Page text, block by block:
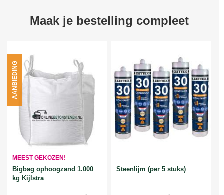
Maak je bestelling compleet
MEEST GEKOZEN!
Bigbag ophoogzand 1.000
kg Kijlstra
AANBIEDING
Steenlijm (per 5 stuks)